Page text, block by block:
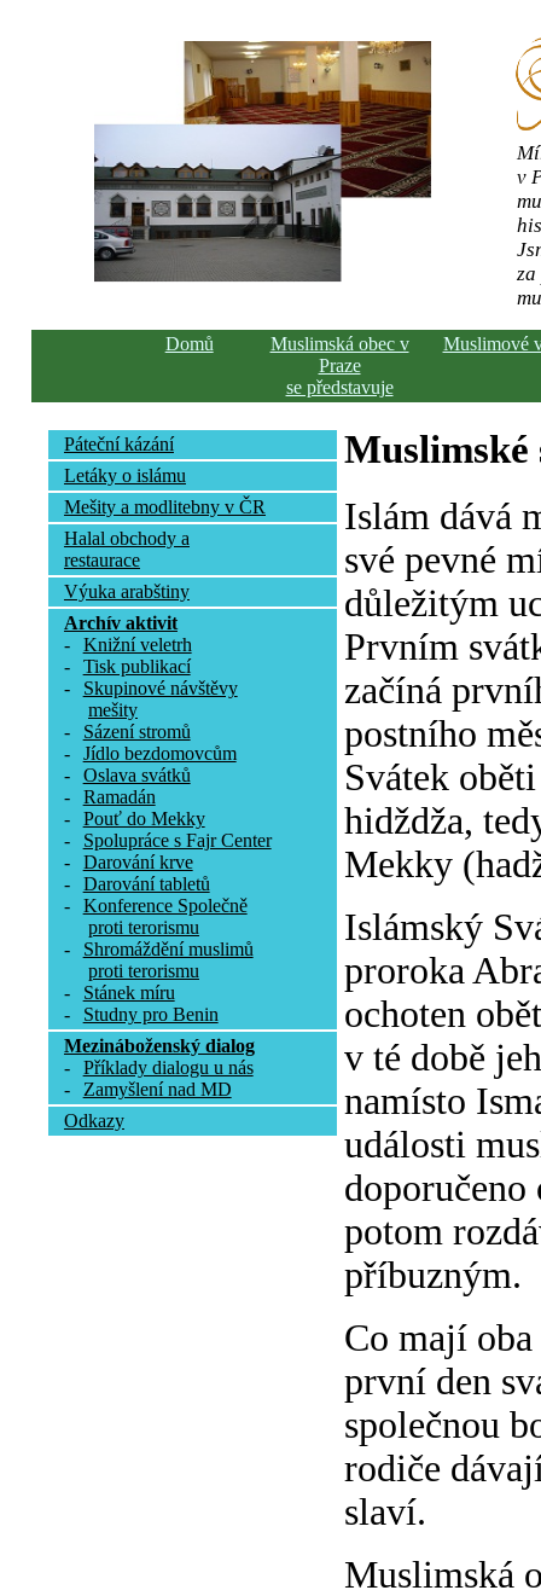
v
Domů
Muslimská obec v
Praze
se představuje
Muslimové
Páteční kázání
Letáky o islámu
Mešity a modlitebny v ČR
Halal obchody a
restaurace
Výuka arabštiny
Archív aktivit
-
Knižní veletrh
-
Tisk publikací
-
Skupinové návštěvy
mešity
-
Sázení stromů
-
Jídlo bezdomovcům
-
Oslava svátků
-
Ramadán
-
Pouť do Mekky
-
Spolupráce s Fajr Center
-
Darování krve
-
Darování tabletů
-
Konference Společně
proti terorismu
-
Shromáždění muslimů
proti terorismu
-
Stánek míru
-
Studny pro Benin
Mezináboženský dialog
-
Příklady dialogu u nás
-
Zamyšlení nad MD
Odkazy
Muslimské
Islám dává
své pevné
důležitým
Prvním
začíná
postního
Svátek
hidždža,
Mekky
Islámský
proroka
ochoten
v té době
namísto
události
doporučeno
potom
příbuzným.
Co mají
první den
společnou
rodiče
slaví.
Muslimská